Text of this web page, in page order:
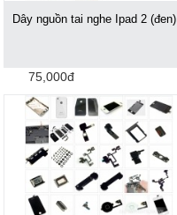
Dây nguồn tai nghe Ipad 2 (đen)
75,000đ